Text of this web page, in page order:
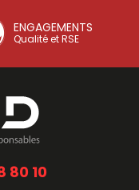
ENGAGEMENTS
Qualité et RSE
80 10